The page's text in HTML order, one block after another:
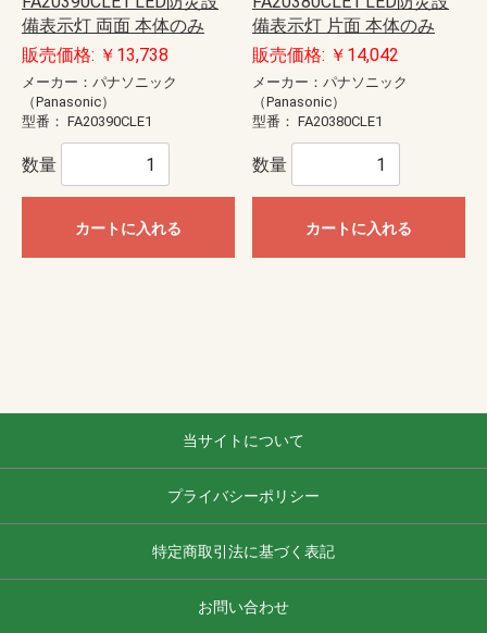
備表示灯 両面 本体のみ
販売価格: ￥13,738
メーカー：パナソニック
（Panasonic）
型番： FA20390CLE1
数量
カートに入れる
備表示灯 片面 本体のみ
販売価格: ￥14,042
メーカー：パナソニック
（Panasonic）
型番： FA20380CLE1
数量
カートに入れる
当サイトについて
プライバシーポリシー
特定商取引法に基づく表記
お問い合わせ